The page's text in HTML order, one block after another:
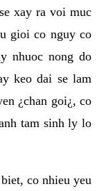
xay ra voi muc
gioi co nguy co
nhuoc nong do
keo dai se lam
¿chan goi¿, co
tam sinh ly lo
co nhieu yeu